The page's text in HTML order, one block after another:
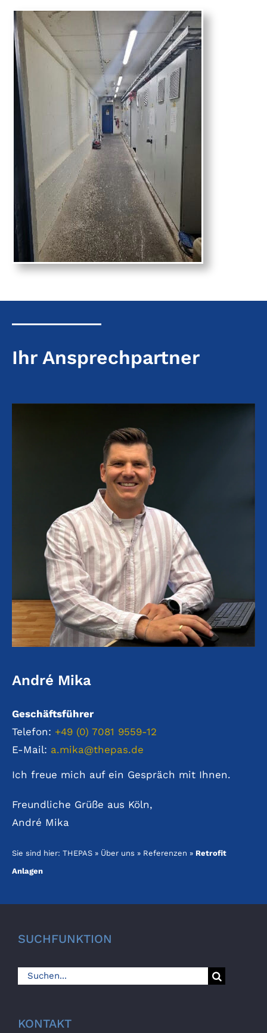
Ihr Ansprechpartner
André Mika
Geschäftsführer
Telefon: +49 (0) 7081 9559-12
E-Mail: a.mika@thepas.de
Ich freue mich auf ein Gespräch mit Ihnen.
Freundliche Grüße aus Köln,
André Mika
Sie sind hier: THEPAS » Über uns » Referenzen » Retrofit
Anlagen
SUCHFUNKTION
Suche
KONTAKT